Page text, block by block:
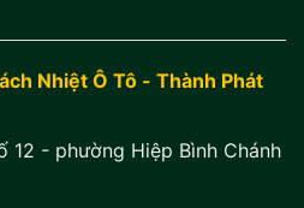
Nhiệt Ô Tô - Thành Phát
12 - phường Hiệp Bình Chánh